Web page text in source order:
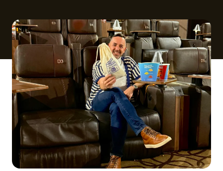
Chamar Uber
CONTATO
(41) 3216-1600
WhatsApp
Comodidades Eventos Cinema